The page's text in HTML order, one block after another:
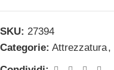
SKU: 27394
Categorie: Attrezzatura,